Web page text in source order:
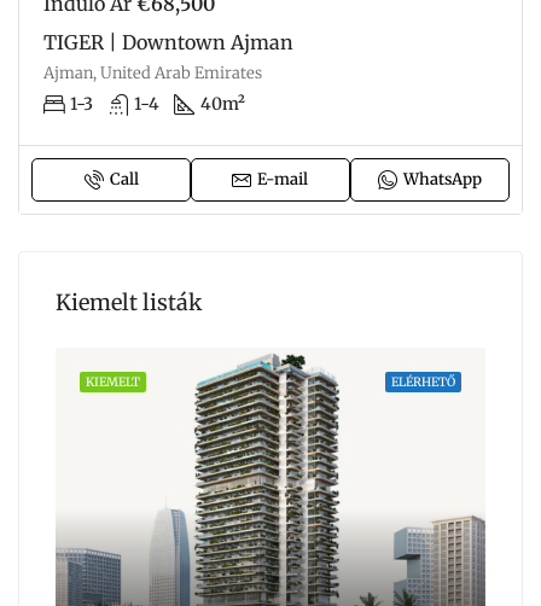
TIGER | Downtown Ajman
Ajman, United Arab Emirates
1-3 1-4 40m²
Call E-mail WhatsApp
Kiemelt listák
ELÉRHETŐ
KIEMELT